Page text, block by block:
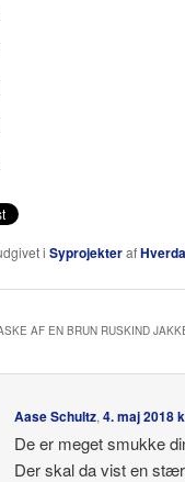
i Syprojekteraf
AF EN BRUN RUSKIND
Aase Schultz,4. maj 2018
De er meget smukke
Der skal da vist en